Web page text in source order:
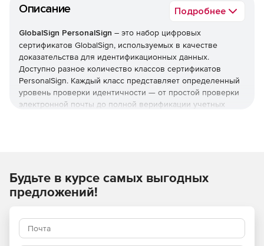
Описание Подробнее
GlobalSign PersonalSign – это набор цифровых
сертификатов GlobalSign, используемых в качестве
доказательства для идентификационных данных.
Доступно разное количество классов сертификатов
PersonalSign. Каждый класс представляет определенный
уровень проверки идентичности — от простой проверки
электронной почты до полной верификации учетных
подлинности или подписывание документов.
Сертификаты PersonalSign компании GlobalSign могут
Защита электронной почты
Будьте в курсе самых выгодных
предложений!